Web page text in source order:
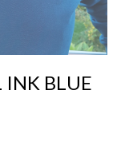
INK BLUE